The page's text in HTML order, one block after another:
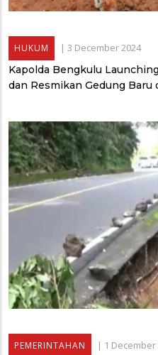
HUKUM | 3 December 2024
Kapolda Bengkulu
dan Resmikan Gedung
PEMERINTAHAN | 1 December